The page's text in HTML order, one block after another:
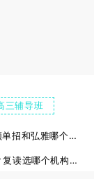
三辅导班
单招集训全封闭学校适合差生吗？伊顿单招和弘雅哪个更好？
单招失利，高考成绩328建议复读吗？复读选哪个机构好？